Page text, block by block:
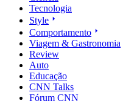
Tecnologia
Style
Comportamento
Viagem & Gastronomia
Review
Auto
Educação
CNN Talks
Fórum CNN